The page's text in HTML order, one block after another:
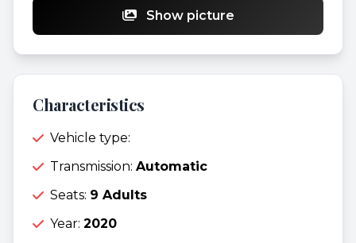
Show picture
Characteristics
Vehicle type:
Transmission: Automatic
Seats: 9 Adults
Year: 2020